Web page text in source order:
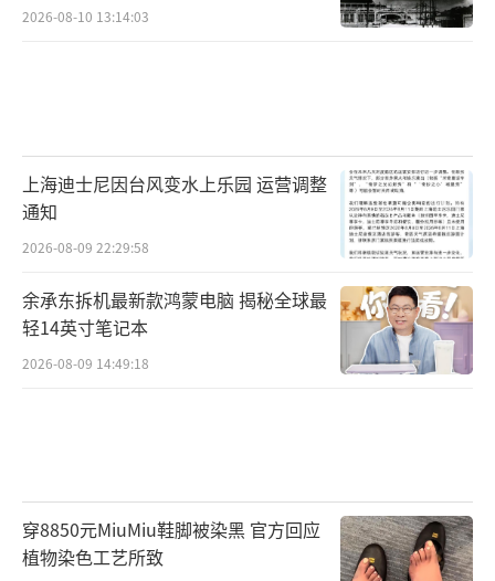
2026-08-10 13:14:03
上海迪士尼因台风变水上乐园 运营调整
通知
2026-08-09 22:29:58
余承东拆机最新款鸿蒙电脑 揭秘全球最
轻14英寸笔记本
2026-08-09 14:49:18
穿8850元MiuMiu鞋脚被染黑 官方回应
植物染色工艺所致